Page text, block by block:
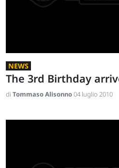
NEWS
The 3rd Birthday
di Tommaso Alisonno04 luglio 2010